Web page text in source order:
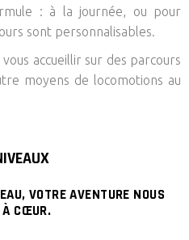
: à la journée, ou pour
sont personnalisables.
accueillir sur des parcours
moyens de locomotions au
VOTRE AVENTURE NOUS
À CŒUR.